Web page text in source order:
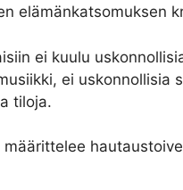
elämänkatsomuksen
ei kuulu
ei uskonnollisia
tiloja.